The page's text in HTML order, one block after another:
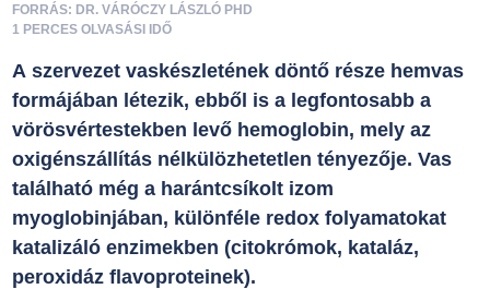
FORRÁS: DR. VÁRÓCZY LÁSZLÓ PHD
1 PERCES OLVASÁSI IDŐ
A szervezet vaskészletének döntő része hemvas
formájában létezik, ebből is a legfontosabb a
vörösvértestekben levő hemoglobin, mely az
oxigénszállítás nélkülözhetetlen tényezője. Vas
található még a harántcsíkolt izom
myoglobinjában, különféle redox folyamatokat
katalizáló enzimekben (citokrómok, kataláz,
peroxidáz flavoproteinek).